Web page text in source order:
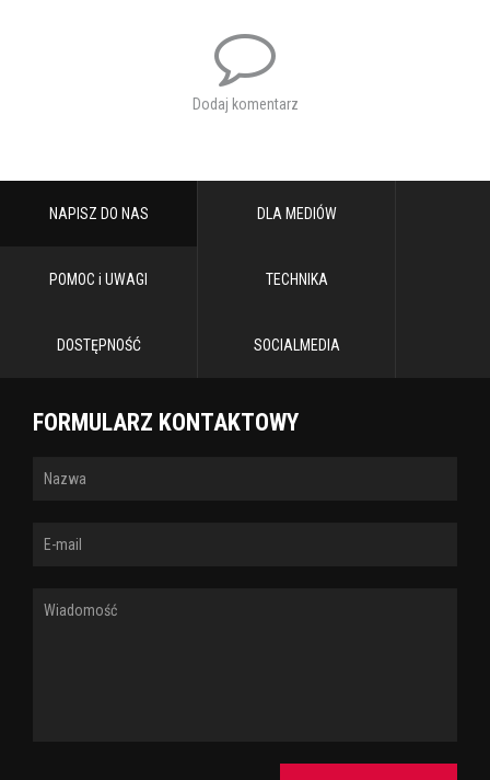
Dodaj komentarz
NAPISZ DO NAS DLA MEDIÓW
POMOC i UWAGI TECHNIKA
DOSTĘPNOŚĆ SOCIALMEDIA
FORMULARZ KONTAKTOWY